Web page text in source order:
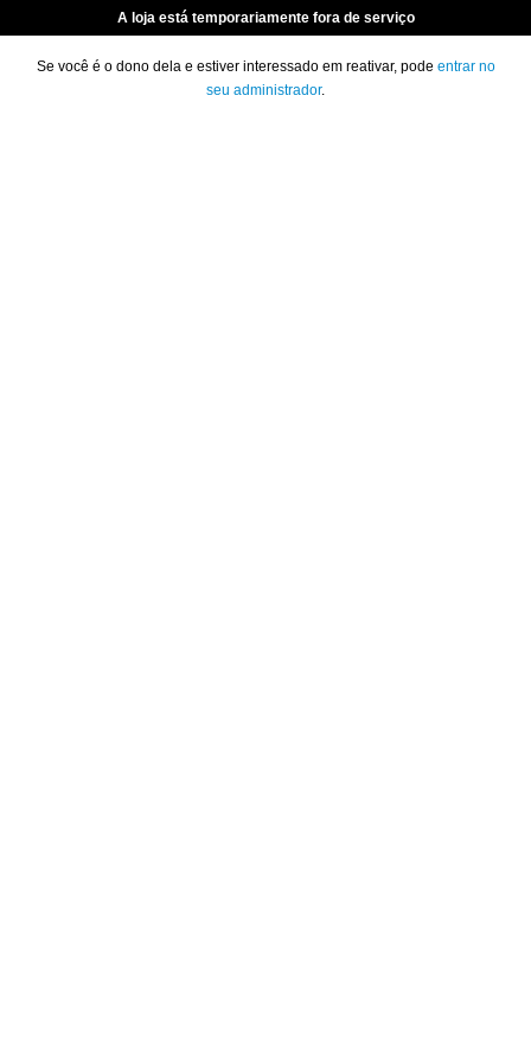
A loja está temporariamente fora de serviço
Se você é o dono dela e estiver interessado em reativar, pode entrar no
seu administrador.